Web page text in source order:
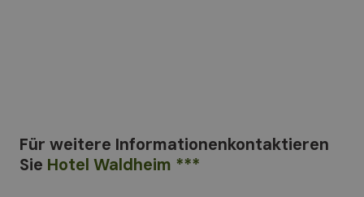
Für weitere Informationenkontaktieren
Sie Hotel Waldheim ***